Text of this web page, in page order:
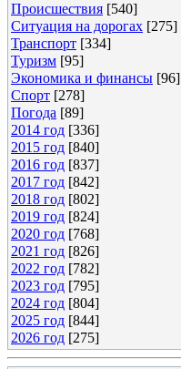
Происшествия [540]
Ситуация на дорогах [275]
Транспорт [334]
Туризм [95]
Экономика и финансы [96]
Спорт [278]
Погода [89]
2014 год [336]
2015 год [840]
2016 год [837]
2017 год [842]
2018 год [802]
2019 год [824]
2020 год [768]
2021 год [826]
2022 год [782]
2023 год [795]
2024 год [804]
2025 год [844]
2026 год [275]